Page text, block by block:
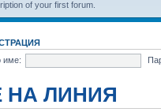
of your first forum.
име:
НА ЛИНИЯ